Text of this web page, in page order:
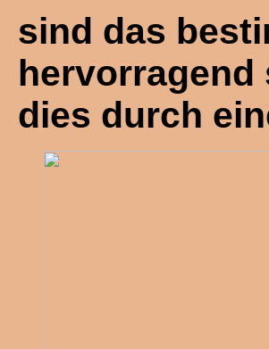
sind das
hervorragend
dies durch